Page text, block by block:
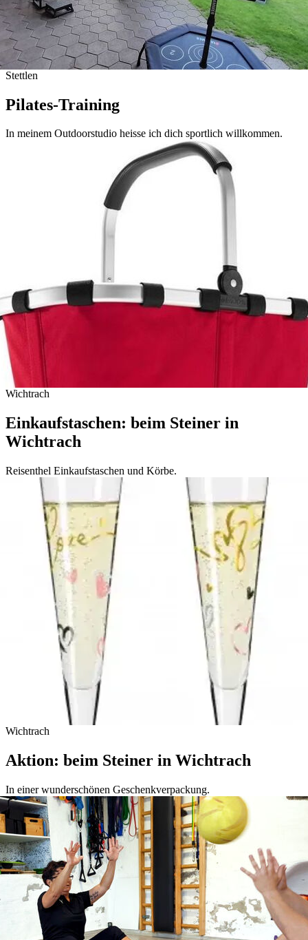
Stettlen
Pilates-Training
In meinem Outdoorstudio heisse ich dich sportlich willkommen.
Wichtrach
Einkaufstaschen: beim Steiner in
Wichtrach
Reisenthel Einkaufstaschen und Körbe.
Wichtrach
Aktion: beim Steiner in Wichtrach
In einer wunderschönen Geschenkverpackung.